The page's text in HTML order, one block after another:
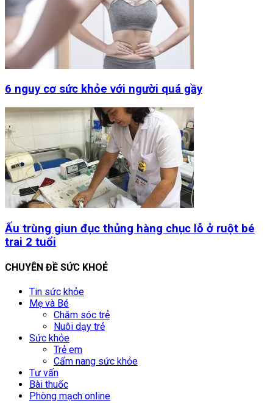
6 nguy cơ sức khỏe với người quá gầy
Ấu trùng giun đục thủng hàng chục lỗ ở ruột bé
trai 2 tuổi
CHUYÊN ĐỀ SỨC KHOẺ
Tin sức khỏe
Mẹ và Bé
Chăm sóc trẻ
Nuôi dạy trẻ
Sức khỏe
Trẻ em
Cẩm nang sức khỏe
Tư vấn
Bài thuốc
Phòng mạch online